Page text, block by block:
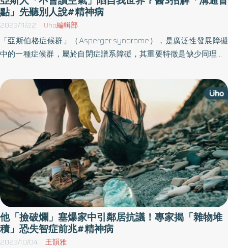
點」先聽別人說#精神病
2023/11/22 Uho編輯部
「亞斯伯格症候群」（Asperger syndrome），是廣泛性發展障礙
中的一種症候群，屬於自閉症譜系障礙，其重要特徵是缺少同理心 ·
師馬大元於《孤獨的勇者》一書中，結合臨床案例及個人經驗，分
享「成人亞斯」從容應對的方法，幫助亞斯患者、照護者有個生活
指引。以下為原書摘文：
他「撿破爛」塞爆家中引鄰居抗議！專家揭「雜物堆
積」恐失智症前兆#精神病
2023/10/04 王韻雅